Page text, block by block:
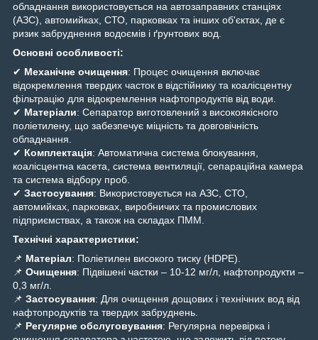
обладнання використовується на автозаправних станціях
(АЗС), автомийках, СТО, парковках та інших об'єктах, де є
ризик забруднення водоємів і ґрунтових вод.
Основні особливості:
✔ Механічне очищення: Процес очищення включає
відокремлення твердих часток в відстійнику та коалісцентну
фільтрацію для відокремлення нафтопродуктів від води.
✔ Матеріали: Сепаратор виготовлений з високоякісного
поліетилену, що забезпечує міцність та довговічність
обладнання.
✔ Комплектація: Автоматична система блокування,
коалісцентна касета, система вентиляції, сепараційна камера
та система відбору проб.
✔ Застосування: Використовується на АЗС, СТО,
автомийках, парковках, виробничих та промислових
підприємствах, а також на складах ПММ.
Технічні характеристики:
📌 Матеріал: Поліетилен високого тиску (HDPE).
📌 Очищення: Підвішені частки – 10-12 мг/л, нафтопродукти –
0,3 мг/л.
📌 Застосування: Для очищення дощових і технічних вод від
нафтопродуктів та твердих забруднень.
📌 Регулярне обслуговування: Регулярна перевірка і